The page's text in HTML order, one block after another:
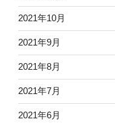
2021年10月
2021年9月
2021年8月
2021年7月
2021年6月